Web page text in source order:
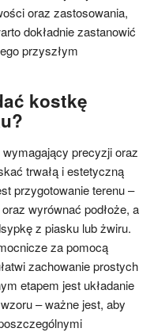
oraz zastosowania,
dokładnie zastanowić
przyszłym
kostkę
precyzji oraz
trwałą i estetyczną
przygotowanie terenu –
wyrównać podłoże, a
z piasku lub żwiru.
za pomocą
zachowanie prostych
etapem jest układanie
– ważne jest, aby